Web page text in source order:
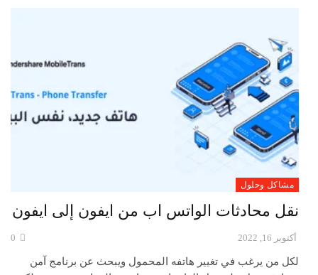
مشاكل وحلول
نقل محادثات الواتس اب من ايفون إلى ايفون
أكتوبر 16, 2022
لكل من يرغب في تغيير هاتفه المحمول ويبحث عن برنامج آمن